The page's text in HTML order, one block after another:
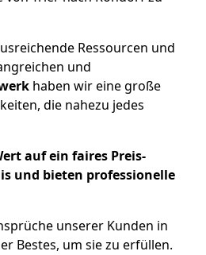
Ressourcen und
und
haben wir eine große
die nahezu jedes
auf ein faires Preis-
und bieten professionelle
unserer Kunden in
Bestes, um sie zu erfüllen.